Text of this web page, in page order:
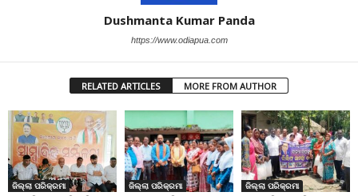
Dushmanta Kumar Panda
https://www.odiapua.com
RELATED ARTICLES MORE FROM AUTHOR
ଜିଲ୍ଲା ପରିକ୍ରମା ଜିଲ୍ଲା ପରିକ୍ରମା ଜିଲ୍ଲା ପରିକ୍ରମା